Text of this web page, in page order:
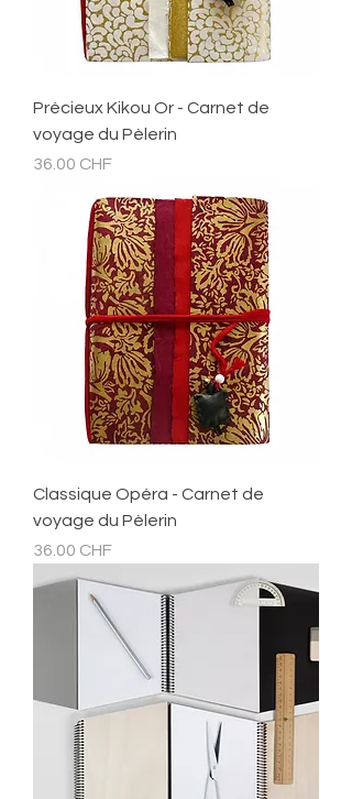
Précieux Kikou Or - Carnet de
voyage du Pèlerin
Prix
36.00 CHF
Classique Opéra - Carnet de
voyage du Pèlerin
Prix
36.00 CHF